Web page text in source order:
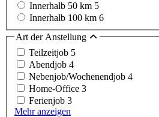
Innerhalb 50 km 5
Innerhalb 100 km 6
Art der Anstellung
Teilzeitjob 5
Abendjob 4
Nebenjob/Wochenendjob 4
Home-Office 3
Ferienjob 3
Mehr anzeigen